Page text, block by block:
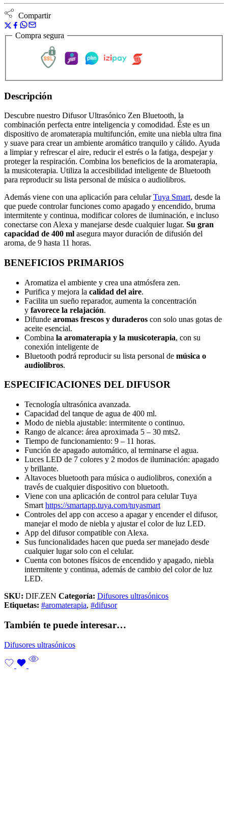
Compartir
Compra segura
Descripción
Descubre nuestro Difusor Ultrasónico Zen Bluetooth, la
combinación perfecta entre inteligencia y comodidad. Éste es un
dispositivo de aromaterapia multifunción, emite una niebla ultra fina
y suave para crear un ambiente aromático tranquilo y cálido. Ayuda
a limpiar y refrescar el aire, reducir el estrés o la fatiga, despejar y
proteger la respiración. Combina los beneficios de la aromaterapia,
la musicoterapia. Utiliza la accesibilidad inteligente de Bluetooth
para reproducir su lista personal de música o audiolibros.
Además viene con una aplicación para celularTuya Smart, desde la
que puede controlar funciones como apagado y encendido, bruma
intermitente y continua, modificar colores de iluminación, e incluso
conectarse con Alexa y manejarse desde cualquier lugar. Su gran
capacidad de 400 ml asegura mayor duración de difusión del
aroma, de 9 hasta 11 horas.
BENEFICIOS PRIMARIOS
Aromatiza el ambiente y crea una atmósfera zen.
Purifica y mejora la calidad del aire.
Facilita un sueño reparador, aumenta la concentración
y favorece la relajación.
Difunde aromas frescos y duraderos con solo unas gotas de
aceite esencial.
Combina la aromaterapia y la musicoterapia, con su
conexión inteligente de
Bluetooth podrá reproducir su lista personal de música o
audiolibros.
ESPECIFICACIONES DEL DIFUSOR
Tecnología ultrasónica avanzada.
Capacidad del tanque de agua de 400 ml.
Modo de niebla ajustable: intermitente o continuo.
Rango de alcance: área aproximada 5 – 30 mts2.
Tiempo de funcionamiento: 9 – 11 horas.
Función de apagado automático, al terminarse el agua.
Luces LED de 7 colores y 2 modos de iluminación: apagado
y brillante.
Altavoces bluetooth para música o audiolibros, conexión a
través de cualquier dispositivo con bluetooth.
Viene con una aplicación de control para celular Tuya
Smart https://smartapp.tuya.com/tuyasmart
Controles del app con acceso a apagar y encender el difusor,
manejar el modo de niebla y ajustar el color de luz LED.
App del difusor compatible con Alexa.
Sus funcionalidades hacen que pueda ser manejado desde
cualquier lugar solo con el celular.
Cuenta con botones físicos de encendido y apagado, niebla
intermitente y continua, además de cambio del color de luz
LED.
SKU: DIF.ZEN Categoría: Difusores ultrasónicos
Etiquetas: #aromaterapia, #difusor
También te puede interesar…
Difusores ultrasónicos